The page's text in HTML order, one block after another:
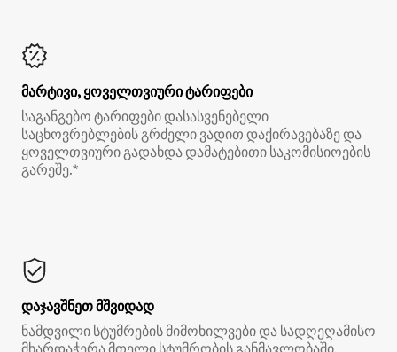
მარტივი, ყოველთვიური ტარიფები
საგანგებო ტარიფები დასასვენებელი
საცხოვრებლების გრძელი ვადით დაქირავებაზე და
ყოველთვიური გადახდა დამატებითი საკომისიოების
გარეშე.*
დაჯავშნეთ მშვიდად
ნამდვილი სტუმრების მიმოხილვები და სადღეღამისო